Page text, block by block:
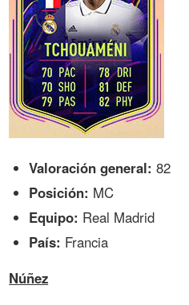
Valoración general: 82
Posición: MC
Equipo: Real Madrid
País: Francia
Núñez